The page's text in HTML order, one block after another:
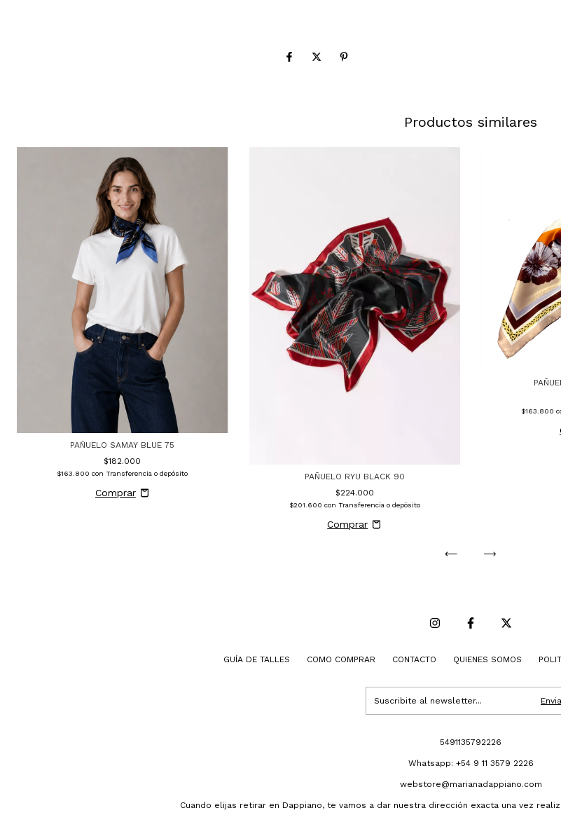
Productos similares
PAÑUELO SAMAY BLUE 75
$182.000
$163.800con Transferencia o depósito
PAÑUELO RYU BLACK 90
$224.000
$201.600 con Transferencia o depósito
$163.800
GUÍA DE TALLES COMO COMPRAR CONTACTO QUIENES SOMOS
5491135792226
Whatsapp: +54 9 11 3579 2226
webstore@marianadappiano.com
Cuando elijas retirar en Dappiano, te vamos a dar nuestra dirección exacta una vez